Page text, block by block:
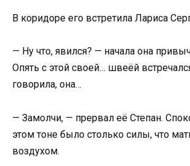
В коридоре его встретила Лариса
— Ну что, явился? — начала она
Опять с этой своей… швеёй
говорила, она…
— Замолчи, — прервал её Степан.
этом тоне было столько силы, что
воздухом.